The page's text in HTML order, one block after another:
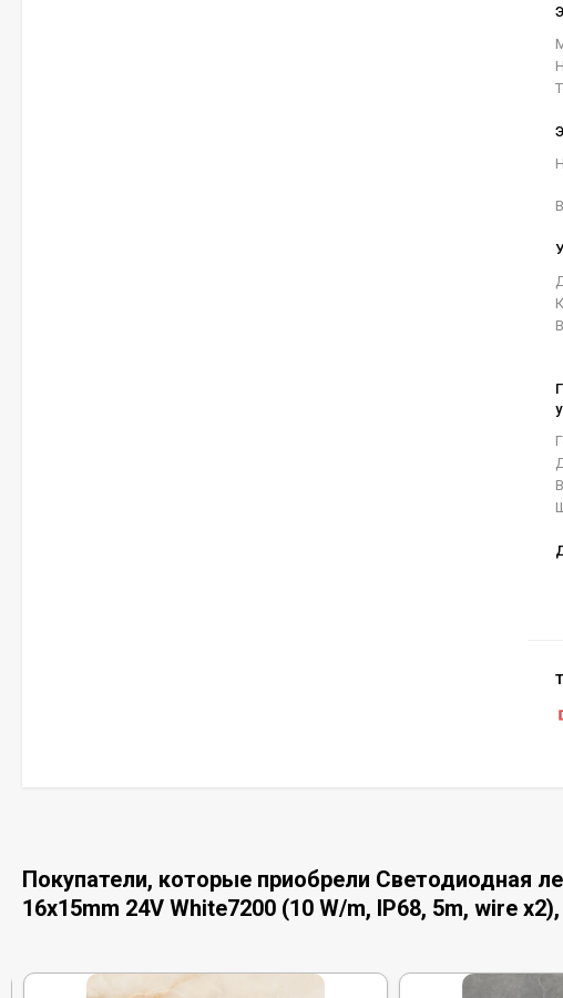
Покупатели, которые приобрели Светодиодная
16x15mm 24V White7200 (10 W/m, IP68, 5m, wire